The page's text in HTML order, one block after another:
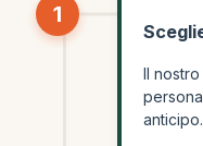
1
Il
anticipo.